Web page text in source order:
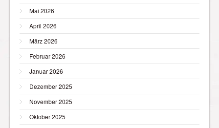
Mai 2026
April 2026
März 2026
Februar 2026
Januar 2026
Dezember 2025
November 2025
Oktober 2025